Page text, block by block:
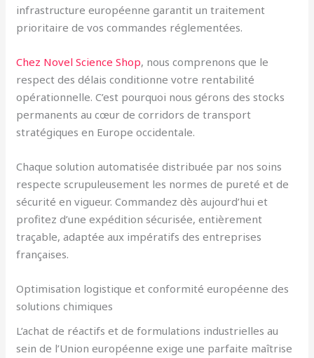
infrastructure européenne garantit un traitement
prioritaire de vos commandes réglementées.
Chez Novel Science Shop, nous comprenons que le
respect des délais conditionne votre rentabilité
opérationnelle. C’est pourquoi nous gérons des stocks
permanents au cœur de corridors de transport
stratégiques en Europe occidentale.
Chaque solution automatisée distribuée par nos soins
respecte scrupuleusement les normes de pureté et de
sécurité en vigueur. Commandez dès aujourd’hui et
profitez d’une expédition sécurisée, entièrement
traçable, adaptée aux impératifs des entreprises
françaises.
Optimisation logistique et conformité européenne des
solutions chimiques
L’achat de réactifs et de formulations industrielles au
sein de l’Union européenne exige une parfaite maîtrise